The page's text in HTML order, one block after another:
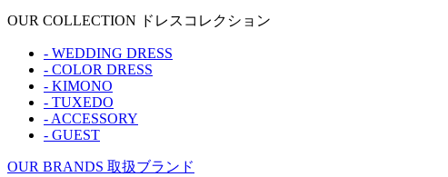
OUR COLLECTION ドレスコレクション
- WEDDING DRESS
- COLOR DRESS
- KIMONO
- TUXEDO
- ACCESSORY
- GUEST
OUR BRANDS 取扱ブランド